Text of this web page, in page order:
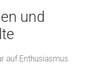
und
auf Enthusiasmus.